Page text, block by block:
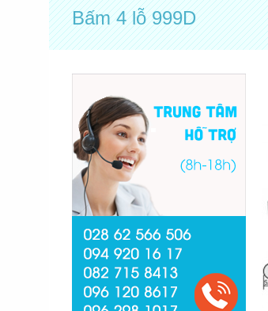
Bấm 4 lỗ 999D